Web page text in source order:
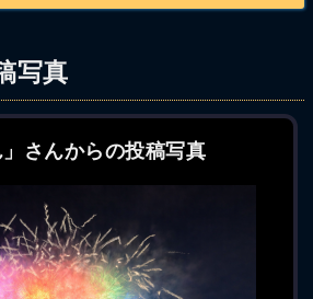
写真
」さんからの投稿写真